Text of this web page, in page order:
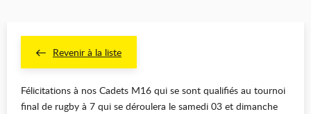
Revenir à la liste
Félicitations à nos Cadets M16 qui se sont qualifiés au tournoi
final de rugby à 7 qui se déroulera le samedi 03 et dimanche